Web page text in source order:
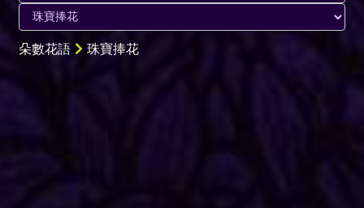
朵數花語 珠寶捧花